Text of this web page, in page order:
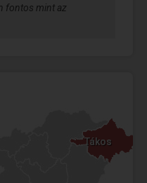
fontos mint az
Tákos
Tákos